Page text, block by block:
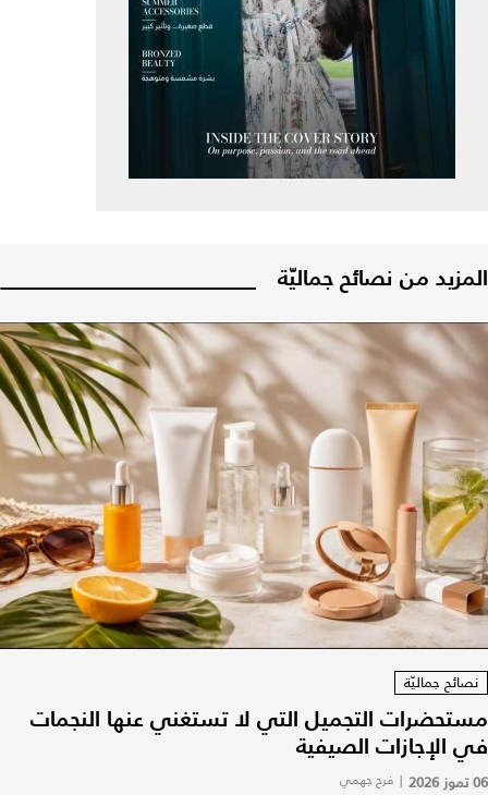
المزيد من نصائح جماليّة
نصائح جماليّة
مستحضرات التجميل التي لا تستغني عنها النجمات
في الإجازات الصيفية
06 تموز 2026 | فرح جهمي